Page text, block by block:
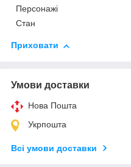
Персонажі
Стан
Приховати
Умови доставки
Нова Пошта
Укрпошта
Всі умови доставки